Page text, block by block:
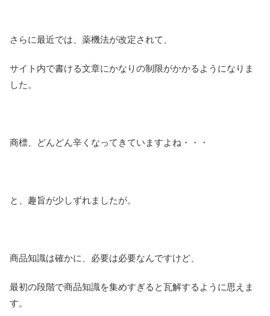
さらに最近では、薬機法が改定されて、
サイト内で書ける文章にかなりの制限がかかるようになりま
した。
商標、どんどん辛くなってきていますよね・・・
と、趣旨が少しずれましたが。
商品知識は確かに、必要は必要なんですけど、
最初の段階で商品知識を集めすぎると瓦解するように思えま
す。